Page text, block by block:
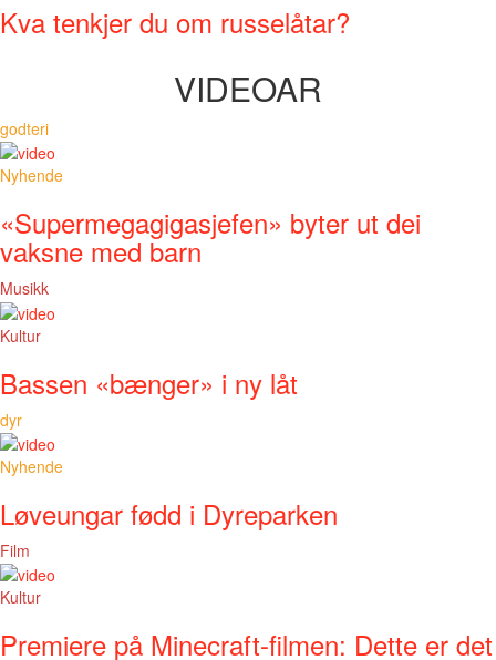
Kva tenkjer du om russelåtar?
VIDEOAR
godteri
Nyhende
«Supermegagigasjefen» byter ut dei
vaksne med barn
Musikk
Kultur
Bassen «bænger» i ny låt
dyr
Nyhende
Løveungar fødd i Dyreparken
Film
Kultur
Premiere på Minecraft-filmen: Dette er det